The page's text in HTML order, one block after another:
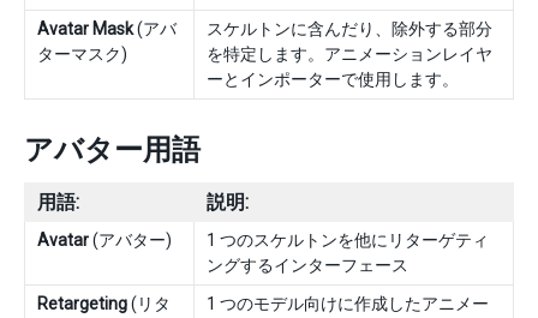
Avatar Mask(アバ
ターマスク)
スケルトンに含んだり、除外する部分
を特定します。アニメーションレイヤ
ーとインポーターで使用します。
アバター用語
用語: 説明:
Avatar(アバター)
1 つのスケルトンを他にリターゲティ
ングするインターフェース
Retargeting(リタ
1 つのモデル向けに作成したアニメー